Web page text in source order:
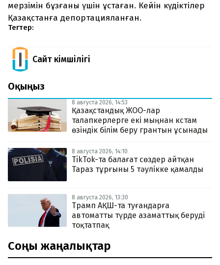
мерзімін бұзғаны үшін ұстаған. Кейін күдіктілер
Қазақстанға депортацияланған.
Тегтер:
Сайт Әкімшілігі
Оқыңыз
8 августа 2026, 14:53
Қазақстандық ЖОО-лар
талапкерлерге екі мыңнан кстам
өзіндік білім беру грантын ұсынады
8 августа 2026, 14:10
TikTok-та балағат сөздер айтқан
Тараз тұрғыны 5 тәулікке қамалды
8 августа 2026, 13:30
Трамп АҚШ-та туғандарға
автоматты түрде азаматтық беруді
тоқтатпақ
Соңғы жаңалықтар